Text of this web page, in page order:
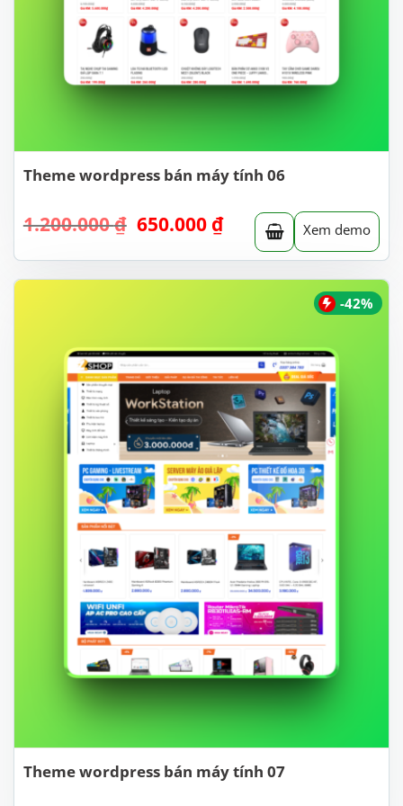
Theme wordpress bán máy tính 06
1.200.000₫ Giá
là:
1.200.000 ₫.
650.000 ₫Giá
hiện
tại
là:
Xem demo
-42%
Theme wordpress bán máy tính 07